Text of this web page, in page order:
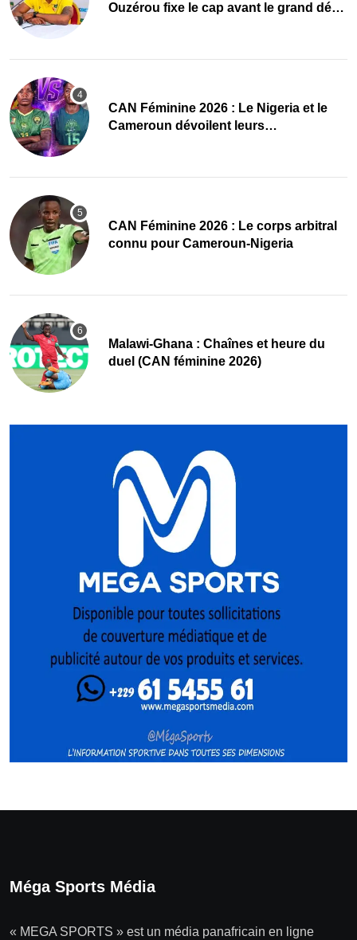
Ouzérou fixe le cap avant le grand défi
‎CAN Féminine 2026 : Le Nigeria et le
Cameroun dévoilent leurs
‎CAN Féminine 2026 : Le corps arbitral
connu pour Cameroun-Nigeria
Malawi-Ghana : Chaînes et heure du
duel (CAN féminine 2026)
Méga Sports Média
« MEGA SPORTS » est un média panafricain en ligne